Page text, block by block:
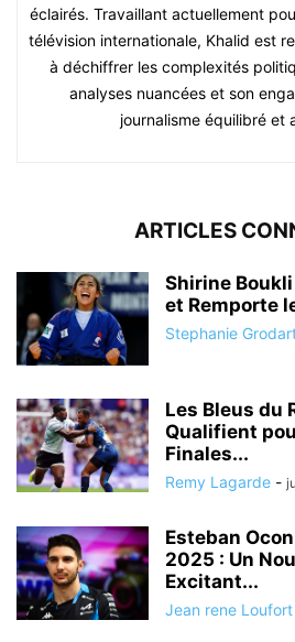
éclairés. Travaillant actuellement
télévision internationale, Khalid est
à déchiffrer les complexités
analyses nuancées et son
journalisme équilibré et
ARTICLES
Shirine
et Remporte
Stephanie
Les Bleus du
Qualifient
Finales...
Remy Lagarde -
Esteban
2025 : Un
Excitant...
Jean rene Loufort